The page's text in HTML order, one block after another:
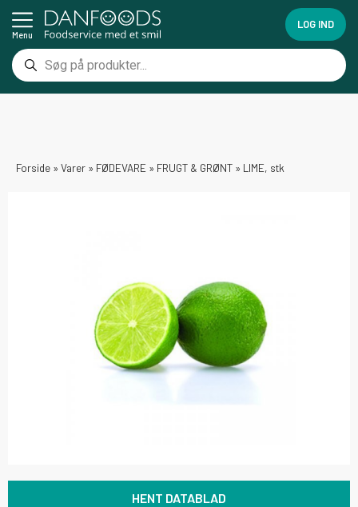
Menu
LOG IND
Forside » Varer » FØDEVARE » FRUGT & GRØNT » LIME, stk
HENT DATABLAD